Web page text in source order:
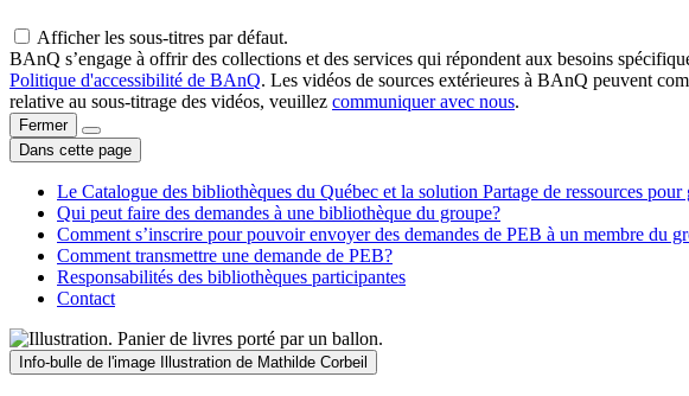
Afficher les sous-titres par défaut.
BAnQ s’engage à offrir des collections et des services qui répondent aux besoins
Politique d'accessibilité de BAnQ. Les vidéos de sources extérieures à BAnQ peuvent
relative au sous-titrage des vidéos, veuillez communiquer avec nous.
Fermer
Dans cette page
Le Catalogue des bibliothèques du Québec et la solution Partage de ressources pour
Qui peut faire des demandes à une bibliothèque du groupe?
Comment s’inscrire pour pouvoir envoyer des demandes de PEB à un membre du
Comment transmettre une demande de PEB?
Responsabilités des bibliothèques participantes
Contact
Info-bulle de l'image Illustration de Mathilde Corbeil